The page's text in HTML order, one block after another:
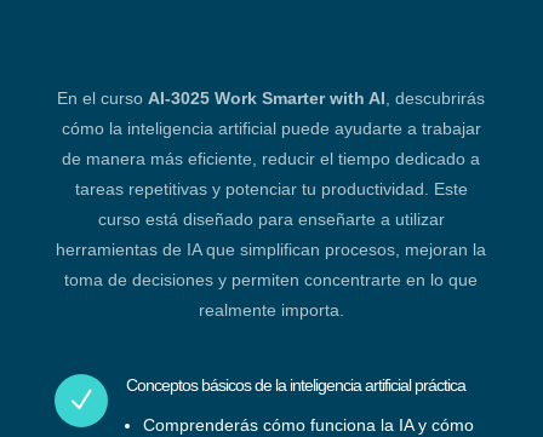
En el cursoAI-3025 Work Smarter with AI , descubrirás
cómo la inteligencia artificial puede ayudarte a trabajar
de manera más eficiente, reducir el tiempo dedicado a
tareas repetitivas y potenciar tu productividad. Este
curso está diseñado para enseñarte a utilizar
herramientas de IA que simplifican procesos, mejoran la
toma de decisiones y permiten concentrarte en lo que
realmente importa.
N Conceptos básicos de la inteligencia artificial práctica
Comprenderás cómo funciona la IA y cómo